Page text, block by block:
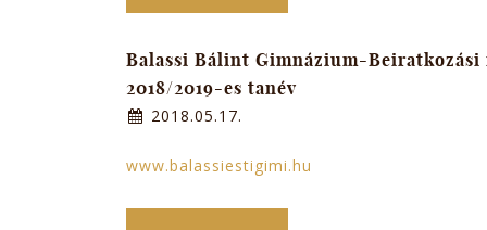
Balassi Bálint Gimnázium-
2018/2019-es tanév
2018.05.17.
www.balassiestigimi.hu